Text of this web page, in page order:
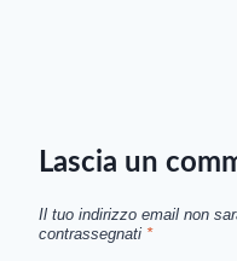
Lascia un
Il tuo indirizzo email non
contrassegnati *